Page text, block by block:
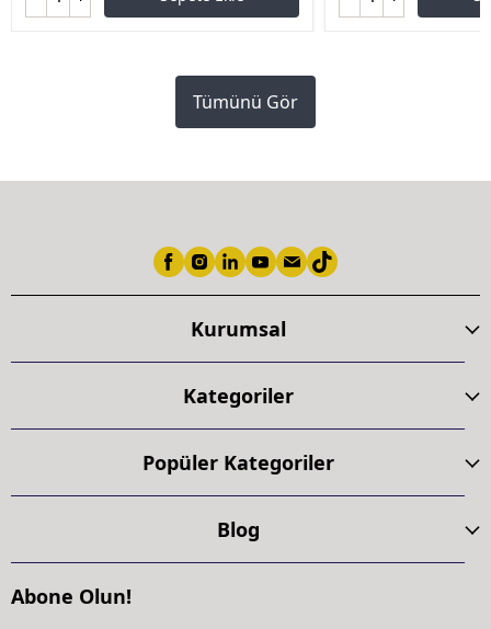
Tümünü Gör
Kurumsal
Kategoriler
Popüler Kategoriler
Blog
Abone Olun!